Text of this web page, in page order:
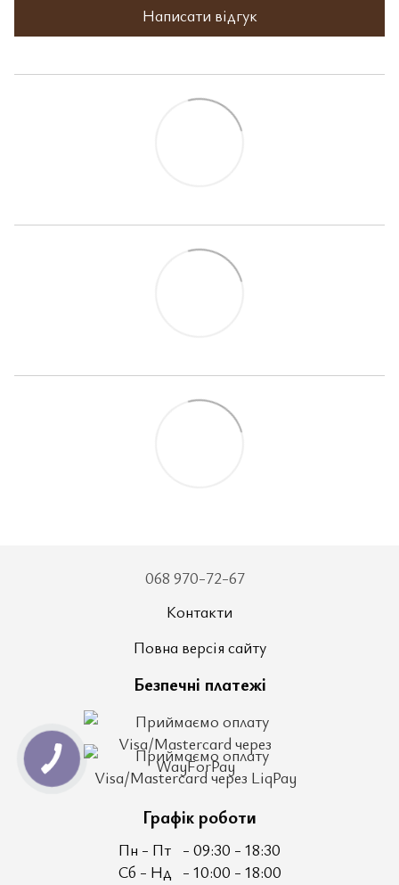
Написати відгук
068 970-72-67
Контакти
Повна версія сайту
Безпечні платежі
Графік роботи
Пн - Пт - 09:30 - 18:30
Сб - Нд - 10:00 - 18:00